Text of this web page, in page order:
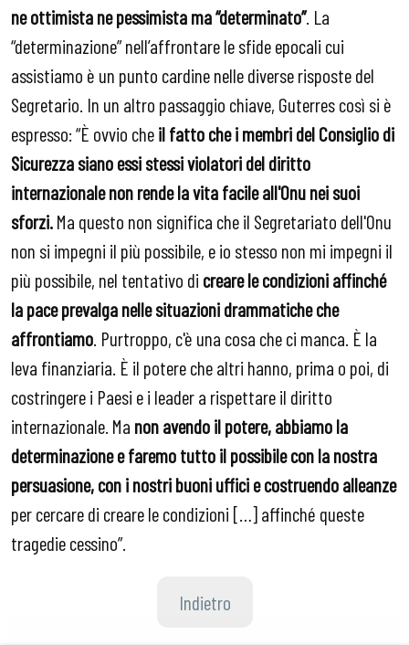
ne ottimista ne pessimista ma “determinato”. La
“determinazione” nell’affrontare le sfide epocali cui
assistiamo è un punto cardine nelle diverse risposte del
Segretario. In un altro passaggio chiave, Guterres così si è
espresso: “È ovvio cheil fatto che i membri del Consiglio di
Sicurezza siano essi stessi violatori del diritto
internazionale non rende la vita facile all'Onu nei suoi
sforzi.Ma questo non significa che il Segretariato dell'Onu
non si impegni il più possibile, e io stesso non mi impegni il
più possibile, nel tentativo di creare le condizioni affinché
la pace prevalga nelle situazioni drammatiche che
affrontiamo . Purtroppo, c'è una cosa che ci manca. È la
leva finanziaria. È il potere che altri hanno, prima o poi, di
costringere i Paesi e i leader a rispettare il diritto
internazionale. Ma non avendo il potere, abbiamo la
determinazionee faremo tutto il possibile con la nostra
persuasione, con i nostri buoni uffici e costruendo alleanze
per cercare di creare le condizioni […] affinché queste
tragedie cessino”.
Indietro